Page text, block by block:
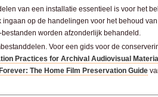
van een installatie essentieel is voor het
ingaan op de handelingen voor het behoud
bestanden worden afzonderlijk behandeld.
Voor een gids voor de
Practices for Archival Audiovisual
The Home Film Preservation Guide